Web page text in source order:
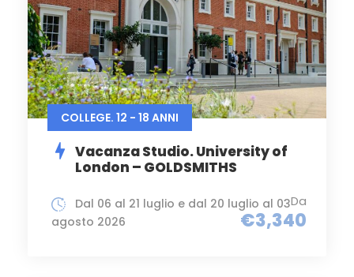
COLLEGE. 12 - 18 ANNI
Vacanza Studio. University of
London – GOLDSMITHS
Da
€3,340
Dal 06 al 21 luglio e dal 20 luglio al 03
agosto 2026